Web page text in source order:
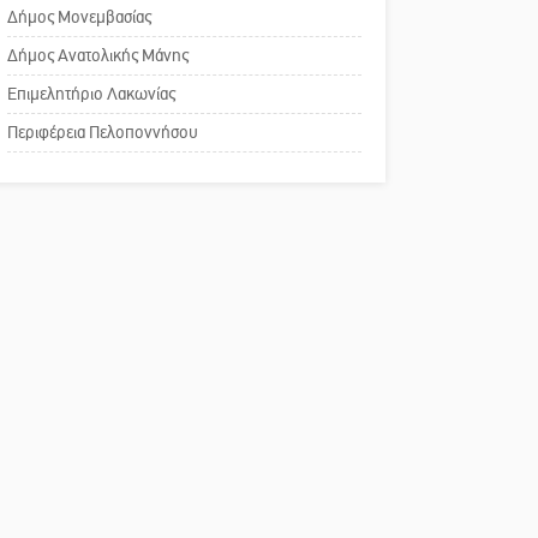
Δάκος: Νέα «όπλα» στην
προστασία της ελιάς
αναισθησίας
Πού βρίσκεται το ιστορικό
κέντρο της Σπάρτης;
Δήμος Μονεμβασίας
Δήμος Ανατολικής Μάνης
Επιμελητήριο Λακωνίας
Περιφέρεια Πελοποννήσου